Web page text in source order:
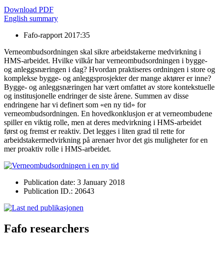
Download PDF
English summary
Fafo-rapport 2017:35
Verneombudsordningen skal sikre arbeidstakerne medvirkning i
HMS-arbeidet. Hvilke vilkår har verneombudsordningen i bygge-
og anleggsnæringen i dag? Hvordan praktiseres ordningen i store og
komplekse bygge- og anleggsprosjekter der mange aktører er inne?
Bygge- og anleggsnæringen har vært omfattet av store kontekstuelle
og institusjonelle endringer de siste årene. Summen av disse
endringene har vi definert som «en ny tid» for
verneombudsordningen. En hovedkonklusjon er at verneombudene
spiller en viktig rolle, men at deres medvirkning i HMS-arbeidet
først og fremst er reaktiv. Det legges i liten grad til rette for
arbeidstakermedvirkning på arenaer hvor det gis muligheter for en
mer proaktiv rolle i HMS-arbeidet.
Publication date: 3 January 2018
Publication ID.: 20643
Fafo researchers